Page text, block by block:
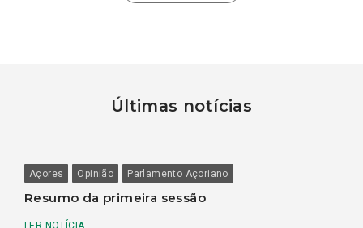
Últimas notícias
Açores Opinião Parlamento Açoriano
Resumo da primeira sessão
LER NOTÍCIA